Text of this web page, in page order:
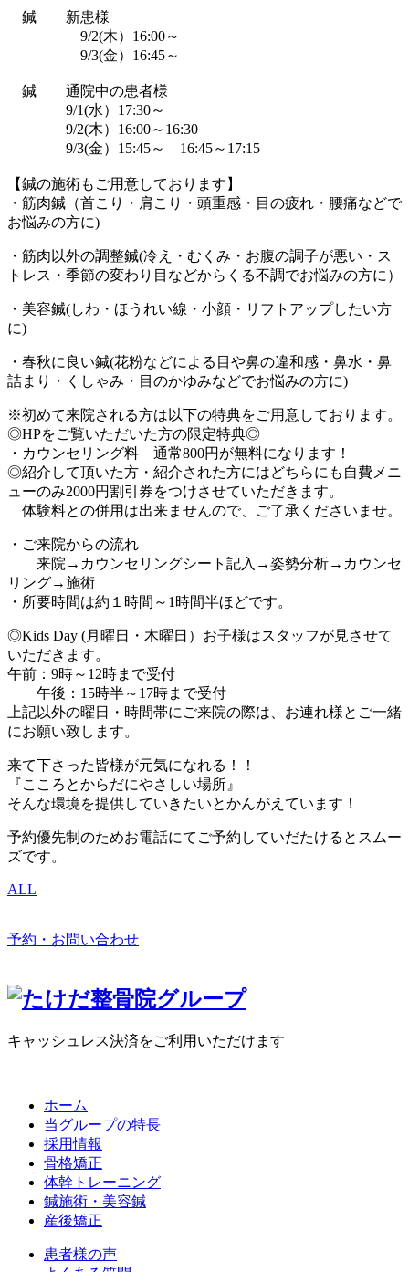
鍼 新患様
9/2(木）16:00～
9/3(金）16:45～
鍼 通院中の患者様
9/1(水）17:30～
9/2(木）16:00～16:30
9/3(金）15:45～ 16:45～17:15
【鍼の施術もご用意しております】
・筋肉鍼（首こり・肩こり・頭重感・目の疲れ・腰痛などで
お悩みの方に)
・筋肉以外の調整鍼(冷え・むくみ・お腹の調子が悪い・ス
トレス・季節の変わり目などからくる不調でお悩みの方に）
・美容鍼(しわ・ほうれい線・小顔・リフトアップしたい方
に)
・春秋に良い鍼(花粉などによる目や鼻の違和感・鼻水・鼻
詰まり・くしゃみ・目のかゆみなどでお悩みの方に)
※初めて来院される方は以下の特典をご用意しております。
◎HPをご覧いただいた方の限定特典◎
・カウンセリング料 通常800円が無料になります！
◎紹介して頂いた方・紹介された方にはどちらにも自費メニ
ューのみ2000円割引券をつけさせていただきます。
体験料との併用は出来ませんので、ご了承くださいませ。
・ご来院からの流れ
来院→カウンセリングシート記入→姿勢分析→カウンセ
リング→施術
・所要時間は約１時間～1時間半ほどです。
◎Kids Day (月曜日・木曜日）お子様はスタッフが見させて
いただきます。
午前：9時～12時まで受付
午後：15時半～17時まで受付
上記以外の曜日・時間帯にご来院の際は、お連れ様とご一緒
にお願い致します。
来て下さった皆様が元気になれる！！
『こころとからだにやさしい場所』
そんな環境を提供していきたいとかんがえています！
予約優先制のためお電話にてご予約していだたけるとスムー
ズです。
ALL
予約・お問い合わせ
キャッシュレス決済をご利用いただけます
ホーム
当グループの特長
採用情報
骨格矯正
体幹トレーニング
鍼施術・美容鍼
産後矯正
患者様の声